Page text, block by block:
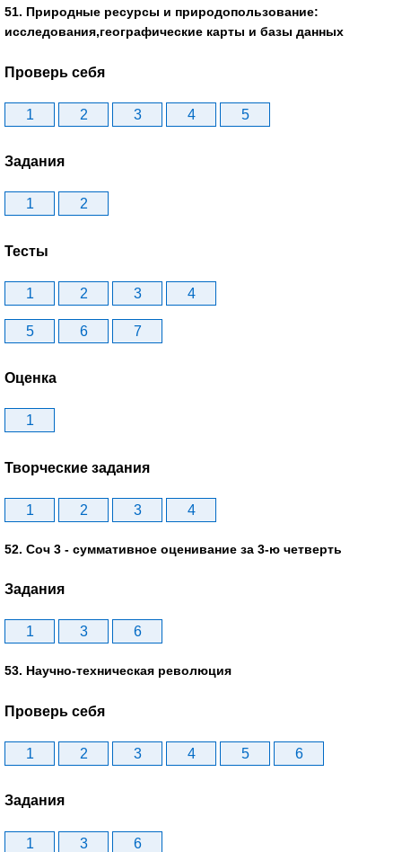
51. Природные ресурсы и природопользование:
исследования,географические карты и базы данных
Проверь себя
1 2 3 4 5
Задания
1 2
Тесты
1 2 3 4
5 6 7
Оценка
1
Творческие задания
1 2 3 4
52. Соч 3 - суммативное оценивание за 3-ю четверть
Задания
1 3 6
53. Научно-техническая революция
Проверь себя
1 2 3 4 5 6
Задания
1 3 6